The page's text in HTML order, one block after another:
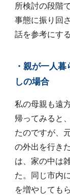
所検討の段階
事態に振り回
話を参考にす
・親が一人
しの場合
私の母親も遠
帰ってみると
たのですが、
の外出を行き
は、家の中は
た。同じ市内
を増やしても